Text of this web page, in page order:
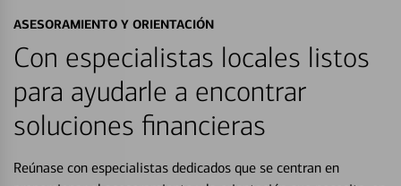
ASESORAMIENTO Y ORIENTACIÓN
Con especialistas locales listos
para ayudarle a encontrar
soluciones financieras
Reúnase con especialistas dedicados que se centran en